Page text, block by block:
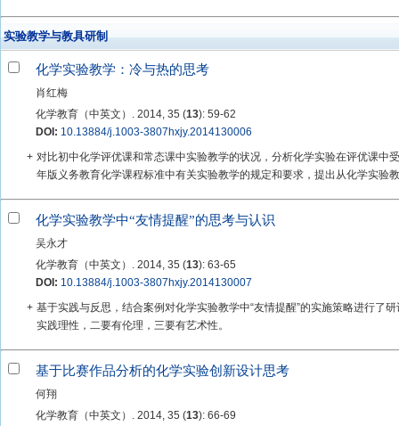
实验教学与教具研制
化学实验教学：冷与热的思考
肖红梅
化学教育（中英文）. 2014, 35 (13): 59-62
DOI: 10.13884/j.1003-3807hxjy.2014130006
+ 对比初中化学评优课和常态课中实验教学的状况，分析化学实验在评优课中
年版义务教育化学课程标准中有关实验教学的规定和要求，提出从化学实验
化学实验教学中“友情提醒”的思考与认识
吴永才
化学教育（中英文）. 2014, 35 (13): 63-65
DOI: 10.13884/j.1003-3807hxjy.2014130007
+ 基于实践与反思，结合案例对化学实验教学中“友情提醒”的实施策略进行了
实践理性，二要有伦理，三要有艺术性。
基于比赛作品分析的化学实验创新设计思考
何翔
化学教育（中英文）. 2014, 35 (13): 66-69